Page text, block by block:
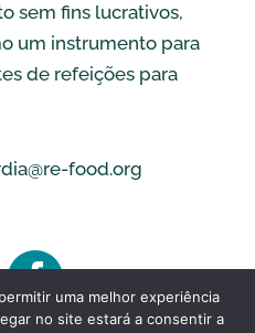
sem fins lucrativos,
um instrumento para
de refeições para
food.org
uma melhor experiência
no site estará a consentir a